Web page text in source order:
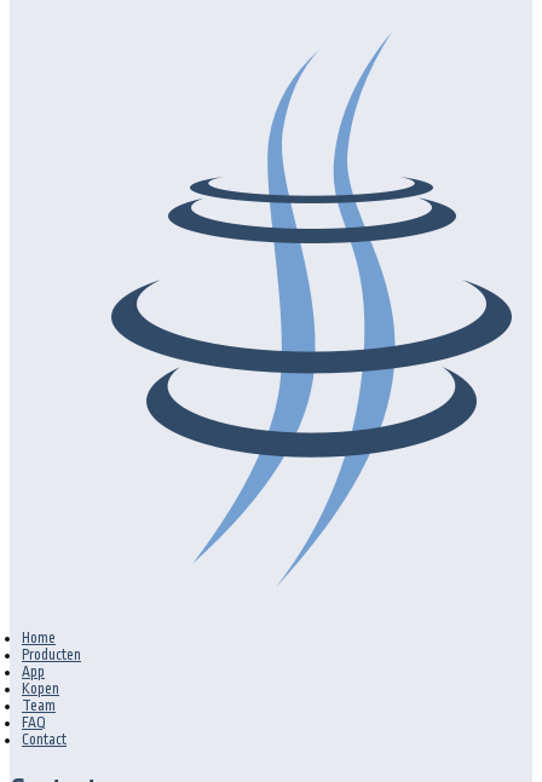
Home
Producten
App
Kopen
Team
FAQ
Contact